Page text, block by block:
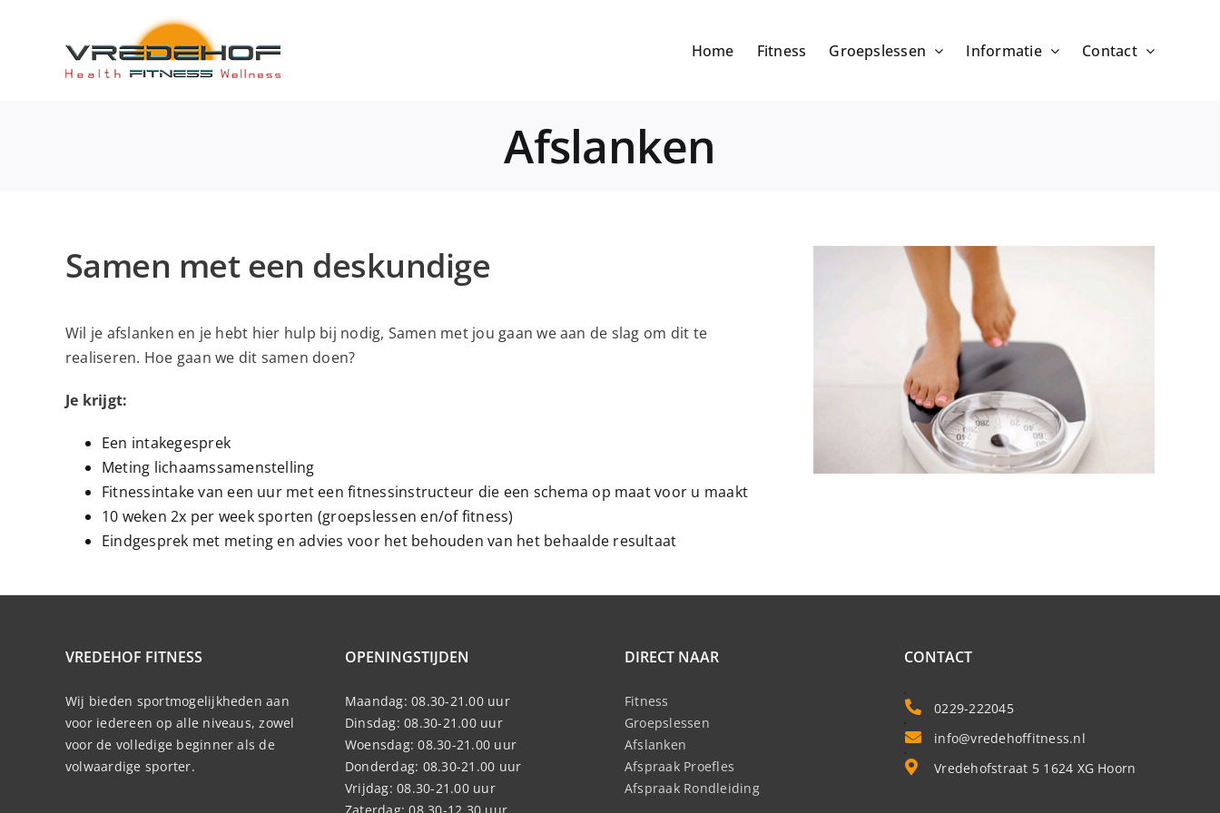
Home Fitness Groepslessen Informatie Contact
Afslanken
Samen met een deskundige
Wil je afslanken en je hebt hier hulp bij nodig, Samen met jou gaan we aan de slag om dit te
realiseren. Hoe gaan we dit samen doen?
Je krijgt:
Een intakegesprek
Meting lichaamssamenstelling
Fitnessintake van een uur met een fitnessinstructeur die een schema op maat voor u maakt
10 weken 2x per week sporten (groepslessen en/of fitness)
Eindgesprek met meting en advies voor het behouden van het behaalde resultaat
VREDEHOF FITNESS
Wij bieden sportmogelijkheden aan
voor iedereen op alle niveaus, zowel
voor de volledige beginner als de
volwaardige sporter.
OPENINGSTIJDEN
Maandag: 08.30-21.00 uur
Dinsdag: 08.30-21.00 uur
Woensdag: 08.30-21.00 uur
Donderdag: 08.30-21.00 uur
Vrijdag: 08.30-21.00 uur
Zaterdag: 08.30-12.30 uur
DIRECT NAAR
Fitness
Groepslessen
Afslanken
Afspraak Proefles
Afspraak Rondleiding
CONTACT
0229-222045
info@vredehoffitness.nl
Vredehofstraat 5 1624 XG Hoorn